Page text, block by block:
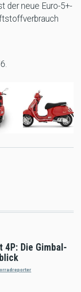
der neue Euro-5+-
4P: Die Gimbal-